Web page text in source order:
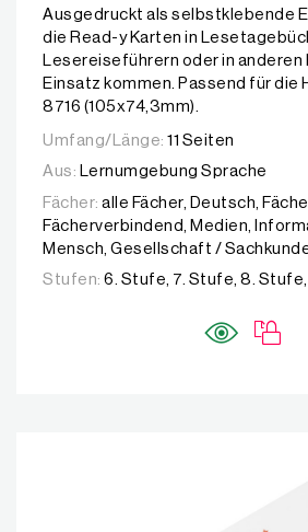
Ausgedruckt als selbstklebende
die Read-y Karten in
Lesereiseführern oder in anderen
Einsatz kommen. Passend für die
8716 (105x74,3mm).
Umfang/Länge: 11 Seiten
Aus: Lernumgebung Sprache
Fächer: alle Fächer, Deutsch,
Fächerverbindend, Medien,
Mensch, Gesellschaft /
Stufen: 6. Stufe, 7. Stufe, 8.